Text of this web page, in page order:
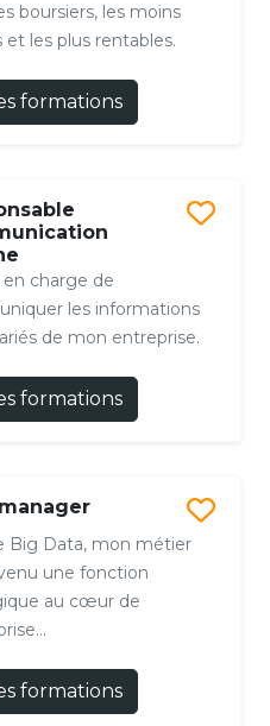
boursiers, les moins
et les plus rentables.
formations
en charge de
les informations
de mon entreprise.
formations
Big Data, mon métier
une fonction
au cœur de
formations